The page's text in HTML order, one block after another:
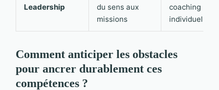
Leadership
du sens aux
missions
coaching
individuel
Comment anticiper les obstacles
pour ancrer durablement ces
compétences ?